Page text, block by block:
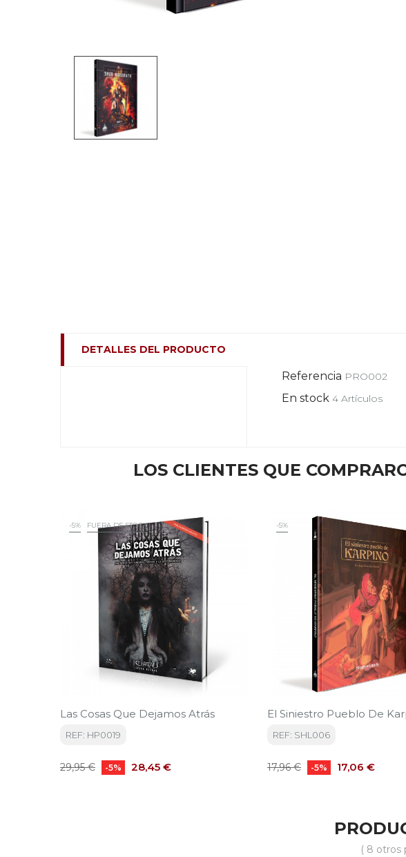
DETALLES DEL PRODUCTO
Referencia PRO002
En stock 4 Artículos
LOS CLIENTES QUE
-5% FUERA DE STOCK
Las Cosas Que Dejamos Atrás
REF: HP0019
Precio
29,95 € -5% Precio
28,45 €
-5%
El Siniestro Pueblo De
REF: SHL006
Precio
17,96 € -5% Precio
17,06 €
( 8 otros